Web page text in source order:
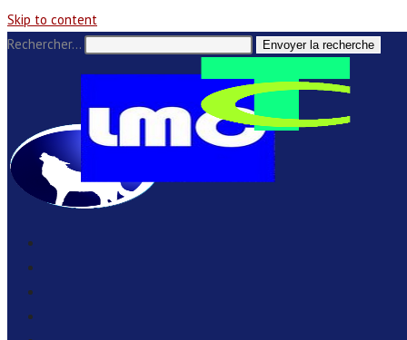
Skip to content
Rechercher…
Envoyer la recherche